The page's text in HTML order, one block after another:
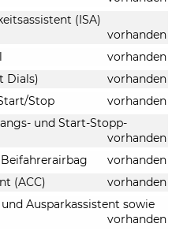
(ISA)
vorhanden
vorhanden
Dials)
vorhanden
Stop
vorhanden
und Start-Stopp-
vorhanden
vorhanden
(ACC)
vorhanden
Ausparkassistent sowie
vorhanden